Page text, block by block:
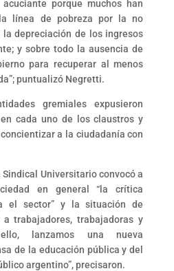
porque muchos han
línea de pobreza por la no
depreciación de los ingresos
y sobre todo la ausencia de
para recuperar al menos
puntualizó Negretti.
gremiales expusieron
cada uno de los claustros y
a la ciudadanía con
Universitario convocó a
en general “la crítica
el sector” y la situación de
trabajadores, trabajadoras y
lanzamos una nueva
de la educación pública y del
argentino”, precisaron.